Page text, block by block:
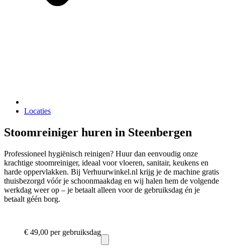
Locaties
Stoomreiniger huren in Steenbergen
Professioneel hygiënisch reinigen? Huur dan eenvoudig onze
krachtige stoomreiniger, ideaal voor vloeren, sanitair, keukens en
harde oppervlakken. Bij Verhuurwinkel.nl krijg je de machine gratis
thuisbezorgd vóór je schoonmaakdag en wij halen hem de volgende
werkdag weer op – je betaalt alleen voor de gebruiksdag én je
betaalt géén borg.
€ 49,00 per gebruiksdag